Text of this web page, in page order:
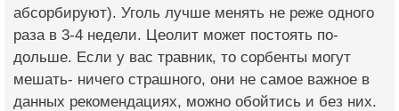
абсорбируют). Уголь лучше менять не реже одного
раза в 3-4 недели. Цеолит может постоять по-
дольше. Если у вас травник, то сорбенты могут
мешать- ничего страшного, они не самое важное в
данных рекомендациях, можно обойтись и без них.